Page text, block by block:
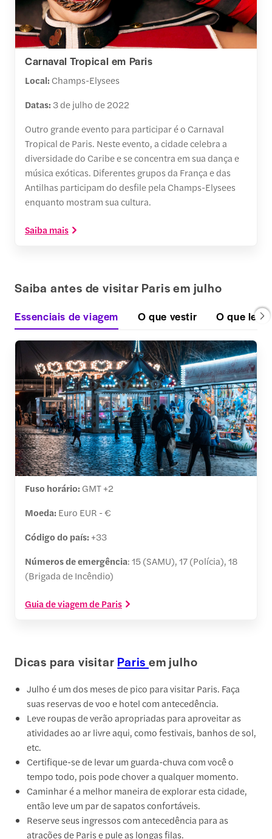
Carnaval Tropical em Paris
Local: Champs-Elysees
Datas: 3 de julho de 2022
Outro grande evento para participar é o Carnaval
Tropical de Paris. Neste evento, a cidade celebra a
diversidade do Caribe e se concentra em sua dança e
música exóticas. Diferentes grupos da França e das
Antilhas participam do desfile pela Champs-Elysees
enquanto mostram sua cultura.
Saiba mais
Saiba antes de visitar Paris em julho
Essenciais de viagem O que vestir O que levar
Fuso horário: GMT +2
Moeda: Euro EUR - €
Código do país:+33
Números de emergência: 15 (SAMU), 17 (Polícia), 18
(Brigada de Incêndio)
Guia de viagem de Paris
Dicas para visitar Parisem julho
Julho é um dos meses de pico para visitar Paris. Faça
suas reservas de voo e hotel com antecedência.
Leve roupas de verão apropriadas para aproveitar as
atividades ao ar livre aqui, como festivais, banhos de sol,
etc.
Certifique-se de levar um guarda-chuva com você o
tempo todo, pois pode chover a qualquer momento.
Caminhar é a melhor maneira de explorar esta cidade,
então leve um par de sapatos confortáveis.
Reserve seus ingressos com antecedência para as
atrações de Paris e pule as longas filas.